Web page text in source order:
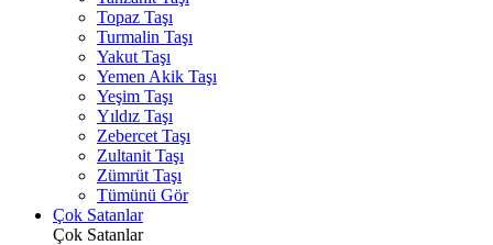
Topaz Taşı
Turmalin Taşı
Yakut Taşı
Yemen Akik Taşı
Yeşim Taşı
Yıldız Taşı
Zebercet Taşı
Zultanit Taşı
Zümrüt Taşı
Tümünü Gör
Çok Satanlar
Çok Satanlar